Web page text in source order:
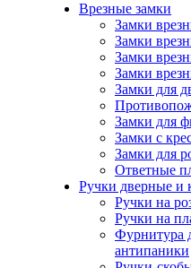
Врезные замки
Замки
Замки
Замки
Замки
Замки для
Замки для
Замки с
Замки для
Ответные
Ручки дверные и
Ручки на
Ручки на
Фурнитура
антипаники